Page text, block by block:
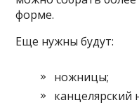
форме.
Еще нужны будут:
ножницы;
канцелярский